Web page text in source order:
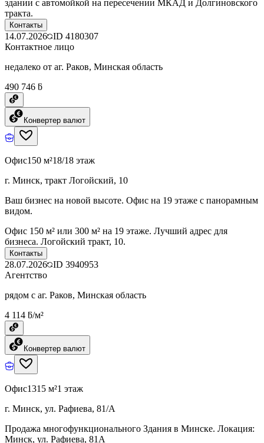
здании с автомойкой на пересечении МКАД и Долгиновского
тракта.
Контакты
14.07.2026 ID 4180307
Контактное лицо
недалеко от аг. Раков, Минская область
490 746 ƃ
Конвертер валют
Офис150 м²18/18 этаж
г. Минск, тракт Логойский, 10
Ваш бизнес на новой высоте. Офис на 19 этаже с панорамным
видом.
Офис 150 м² или 300 м² на 19 этаже. Лучший адрес для
бизнеса. Логойский тракт, 10.
Контакты
28.07.2026 ID 3940953
Агентство
рядом с аг. Раков, Минская область
4 114 ƃ/м²
Конвертер валют
Офис1315 м²1 этаж
г. Минск, ул. Рафиева, 81/А
Продажа многофункционального Здания в Минске. Локация:
Минск, ул. Рафиева, 81А